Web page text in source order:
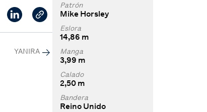
YANIRA
Patrón
Mike Horsley
Eslora
14,86 m
Manga
3,99 m
Calado
2,50 m
Bandera
Reino Unido